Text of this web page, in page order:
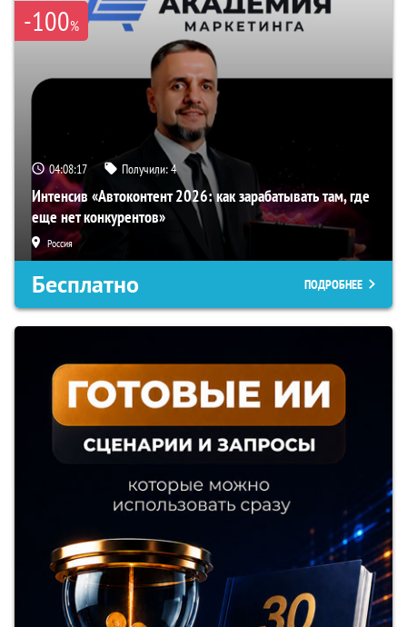
-100%
04:08:16 Получили:4
Интенсив «Автоконтент 2026: как зарабатывать там, где
еще нет конкурентов»
Россия
Бесплатно ПОДРОБНЕЕ